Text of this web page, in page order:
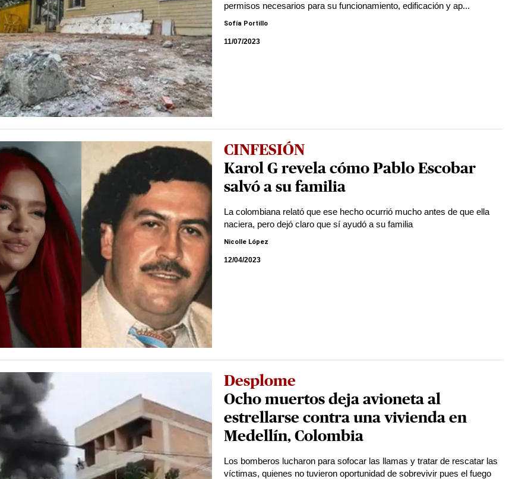
permisos necesarios para su funcionamiento, edificación y ap...
Sofía Portillo
11/07/2023
CINFESIÓN
Karol G revela cómo Pablo Escobar
salvó a su familia
La colombiana relató que ese hecho ocurrió mucho antes de que ella
naciera, pero dejó claro que sí ayudó a su familia
Nicolle López
12/04/2023
Desplome
Ocho muertos deja avioneta al
estrellarse contra una vivienda en
Medellín, Colombia
Los bomberos lucharon para sofocar las llamas y tratar de rescatar las
víctimas, quienes no tuvieron oportunidad de sobrevivir pues el fuego